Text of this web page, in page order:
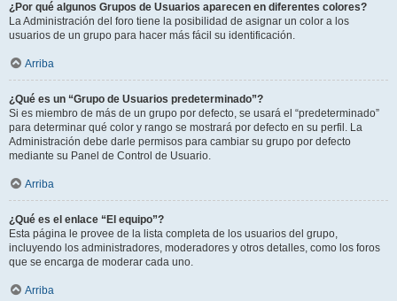
¿Por qué algunos Grupos de Usuarios aparecen en diferentes colores?
La Administración del foro tiene la posibilidad de asignar un color a los
usuarios de un grupo para hacer más fácil su identificación.
Arriba
¿Qué es un “Grupo de Usuarios predeterminado”?
Si es miembro de más de un grupo por defecto, se usará el “predeterminado”
para determinar qué color y rango se mostrará por defecto en su perfil. La
Administración debe darle permisos para cambiar su grupo por defecto
mediante su Panel de Control de Usuario.
Arriba
¿Qué es el enlace “El equipo”?
Esta página le provee de la lista completa de los usuarios del grupo,
incluyendo los administradores, moderadores y otros detalles, como los foros
que se encarga de moderar cada uno.
Arriba